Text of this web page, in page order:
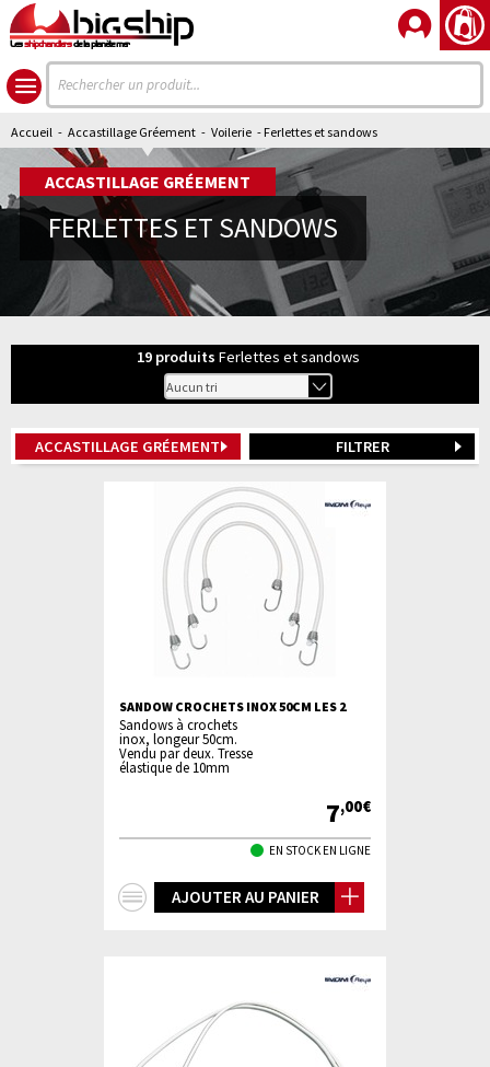
Lesshipchandlersde la planète mer
Accueil - Accastillage Gréement - Voilerie - Ferlettes et sandows
ACCASTILLAGE GRÉEMENT
FERLETTES ET SANDOWS
19 produits Ferlettes et sandows
ACCASTILLAGE GRÉEMENT FILTRER
SANDOW CROCHETS INOX 50CM LES 2
Sandows à crochets
inox, longeur 50cm.
Vendu par deux. Tresse
élastique de 10mm
7,00€
EN STOCK EN LIGNE
AJOUTER AU PANIER